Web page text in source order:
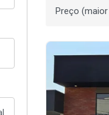
Ordenar por